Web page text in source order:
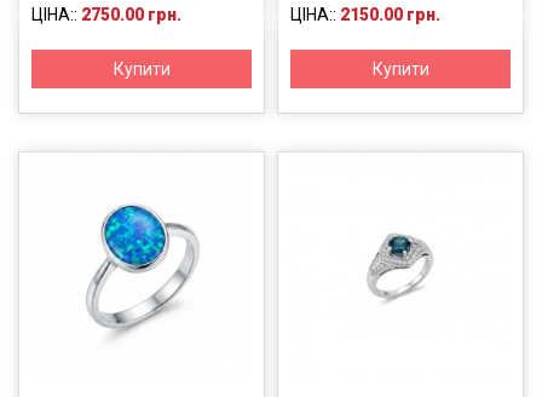
ЦІНА:: 2750.00 грн.
Купити
ЦІНА:: 2150.00 грн.
Купити